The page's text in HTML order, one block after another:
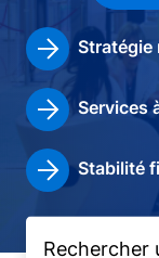
Stratégie
Services
Stabilité